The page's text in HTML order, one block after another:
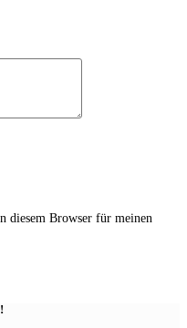
diesem Browser für meinen